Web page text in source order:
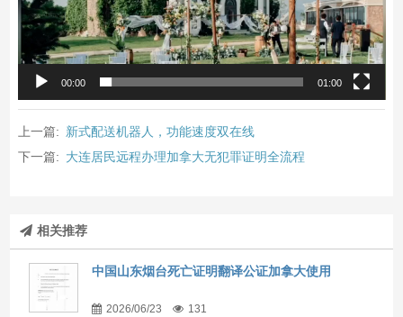
00:00 01:00
上一篇: 新式配送机器人，功能速度双在线
下一篇: 大连居民远程办理加拿大无犯罪证明全流程
相关推荐
中国山东烟台死亡证明翻译公证加拿大使用
2026/06/23 131